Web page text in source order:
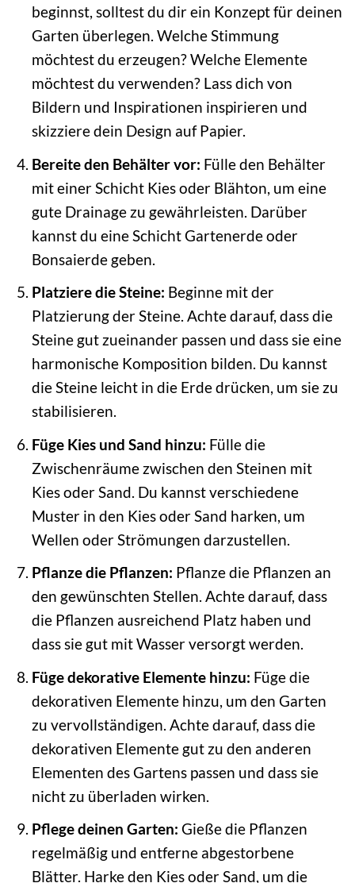
beginnst, solltest du dir ein Konzept für deinen
Garten überlegen. Welche Stimmung
möchtest du erzeugen? Welche Elemente
möchtest du verwenden? Lass dich von
Bildern und Inspirationen inspirieren und
skizziere dein Design auf Papier.
Bereite den Behälter vor: Fülle den Behälter
mit einer Schicht Kies oder Blähton, um eine
gute Drainage zu gewährleisten. Darüber
kannst du eine Schicht Gartenerde oder
Bonsaierde geben.
Platziere die Steine: Beginne mit der
Platzierung der Steine. Achte darauf, dass die
Steine gut zueinander passen und dass sie eine
harmonische Komposition bilden. Du kannst
die Steine leicht in die Erde drücken, um sie zu
stabilisieren.
Füge Kies und Sand hinzu: Fülle die
Zwischenräume zwischen den Steinen mit
Kies oder Sand. Du kannst verschiedene
Muster in den Kies oder Sand harken, um
Wellen oder Strömungen darzustellen.
Pflanze die Pflanzen: Pflanze die Pflanzen an
den gewünschten Stellen. Achte darauf, dass
die Pflanzen ausreichend Platz haben und
dass sie gut mit Wasser versorgt werden.
Füge dekorative Elemente hinzu: Füge die
dekorativen Elemente hinzu, um den Garten
zu vervollständigen. Achte darauf, dass die
dekorativen Elemente gut zu den anderen
Elementen des Gartens passen und dass sie
nicht zu überladen wirken.
Pflege deinen Garten: Gieße die Pflanzen
regelmäßig und entferne abgestorbene
Blätter. Harke den Kies oder Sand, um die